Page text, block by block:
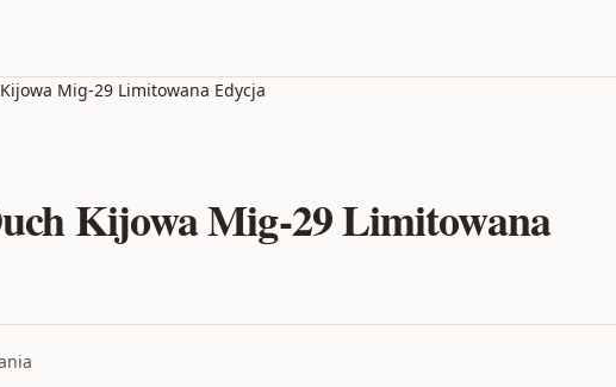
Mig-29 Limitowana Edycja
Kijowa Mig-29 Limitowana